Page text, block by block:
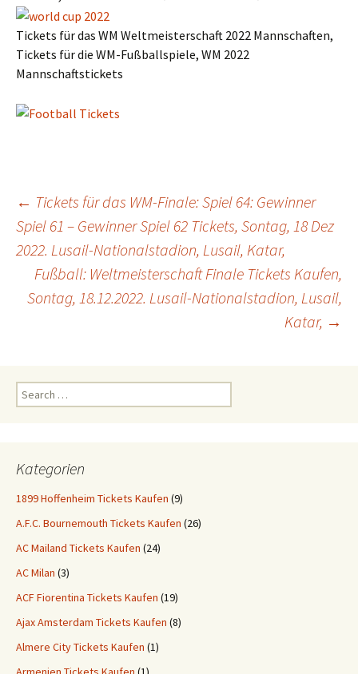
Tickets für das WM Weltmeisterschaft 2022 Mannschaften,
Tickets für die WM-Fußballspiele, WM 2022
Mannschaftstickets
Post
navigation
← Tickets für das WM-Finale: Spiel 64: Gewinner
Spiel 61 – Gewinner Spiel 62 Tickets, Sontag, 18 Dez
2022. Lusail-Nationalstadion, Lusail, Katar,
Fußball: Weltmeisterschaft Finale Tickets Kaufen,
Sontag, 18.12.2022. Lusail-Nationalstadion, Lusail,
Katar, →
Search
for:
Kategorien
1899 Hoffenheim Tickets Kaufen (9)
A.F.C. Bournemouth Tickets Kaufen (26)
AC Mailand Tickets Kaufen (24)
AC Milan (3)
ACF Fiorentina Tickets Kaufen (19)
Ajax Amsterdam Tickets Kaufen (8)
Almere City Tickets Kaufen (1)